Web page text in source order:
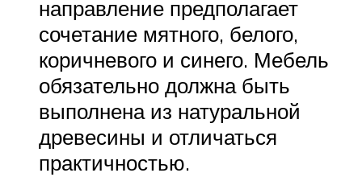
направление предполагает
сочетание мятного, белого,
коричневого и синего. Мебель
обязательно должна быть
выполнена из натуральной
древесины и отличаться
практичностью.